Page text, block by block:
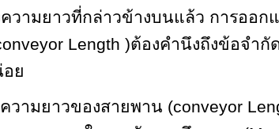
ความยาวที่กล่าวข้างบนแล้ว การออก
Length )ต้องคำนึงถึงข้อจำกั
ย
วามยาวของสายพาน (conveyor